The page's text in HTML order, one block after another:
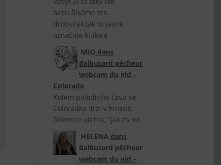
beru.Říkáme ten
drobeček,tak to jasně
označuje kluka,a
MIO dans
Balbuzard pêcheur
webcam du nid –
Colorado
Kolem poledního času se
Colorádka drží v hnízdě.
Dokonce ulehla, "jak za ml
HELENA dans
Balbuzard pêcheur
webcam du nid –